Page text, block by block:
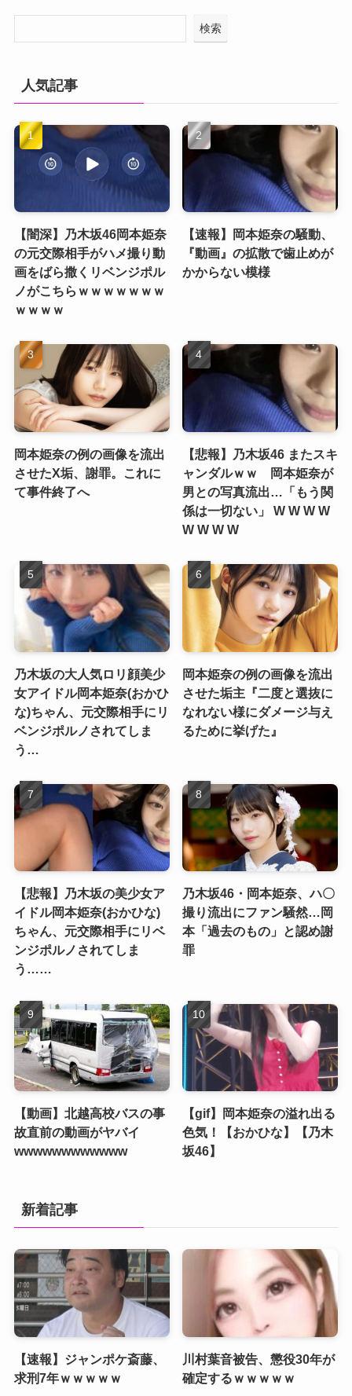
検索
人気記事
【闇深】乃木坂46岡本姫奈
の元交際相手がハメ撮り動
画をばら撒くリベンジポル
ノがこちらｗｗｗｗｗｗｗ
ｗｗｗｗ
【速報】岡本姫奈の騒動、
『動画』の拡散で歯止めが
かからない模様
岡本姫奈の例の画像を流出
させたX垢、謝罪。これに
て事件終了へ
【悲報】乃木坂46 またスキ
ャンダルｗｗ 岡本姫奈が
男との写真流出…「もう関
係は一切ない」 W W W W
W W W W
乃木坂の大人気ロリ顔美少
女アイドル岡本姫奈(おかひ
な)ちゃん、元交際相手にリ
ベンジポルノされてしま
う…
岡本姫奈の例の画像を流出
させた垢主『二度と選抜に
なれない様にダメージ与え
るために挙げた』
【悲報】乃木坂の美少女ア
イドル岡本姫奈(おかひな)
ちゃん、元交際相手にリベ
ンジポルノされてしま
う……
乃木坂46・岡本姫奈、ハ〇
撮り流出にファン騒然…岡
本「過去のもの」と認め謝
罪
【動画】北越高校バスの事
故直前の動画がヤバイ
wwwwwwwwwwww
【gif】岡本姫奈の溢れ出る
色気！【おかひな】【乃木
坂46】
新着記事
【速報】ジャンポケ斎藤、
求刑7年ｗｗｗｗｗ
川村葉音被告、懲役30年が
確定するｗｗｗｗｗ